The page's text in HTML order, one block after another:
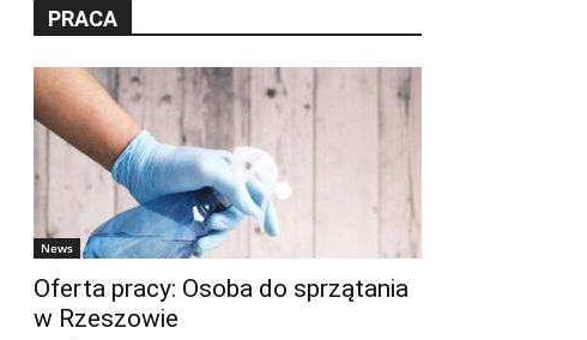
PRACA
News
Oferta pracy: Osoba do sprzątania
w Rzeszowie